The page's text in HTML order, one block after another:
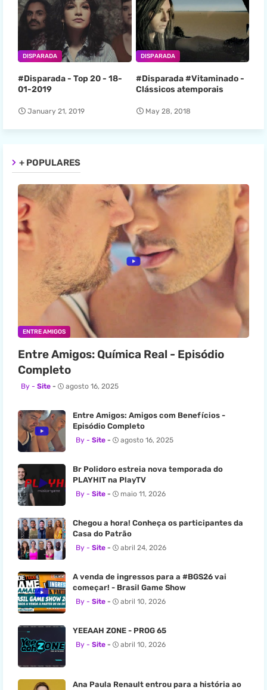
DISPARADA
#Disparada - Top 20 - 18-
01-2019
January 21, 2019
DISPARADA
#Disparada #Vitaminado -
Clássicos atemporais
May 28, 2018
+ POPULARES
ENTRE AMIGOS
Entre Amigos: Química Real - Episódio
Completo
Site agosto 16, 2025
Entre Amigos: Amigos com Benefícios -
Episódio Completo
Site agosto 16, 2025
Br Polidoro estreia nova temporada do
PLAYHIT na PlayTV
Site maio 11, 2026
Chegou a hora! Conheça os participantes da
Casa do Patrão
Site abril 24, 2026
A venda de ingressos para a #BGS26 vai
começar! - Brasil Game Show
Site abril 10, 2026
YEEAAH ZONE - PROG 65
Site abril 10, 2026
Ana Paula Renault entrou para a história ao